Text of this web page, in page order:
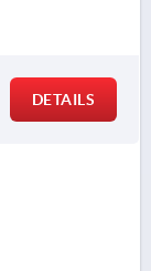
DETAILS